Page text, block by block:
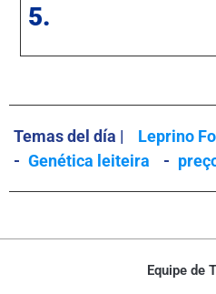
5.
Temas del día | Leprino
- Genética leiteira -
Equipe de